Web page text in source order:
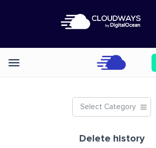
Categories
Select Category
Delete history